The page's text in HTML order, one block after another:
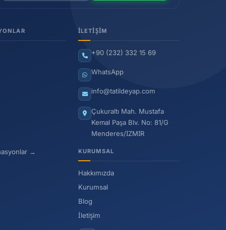
→
İLETIŞIM
+90 (232) 332 15 69
WhatsApp
info@tatildeyap.com
Çukuraltı Mah. Mustafa
Kemal Paşa Blv. No: 81/G
Menderes/İZMİR
KURUMSAL
Hakkımızda
Kurumsal
Blog
İletişim